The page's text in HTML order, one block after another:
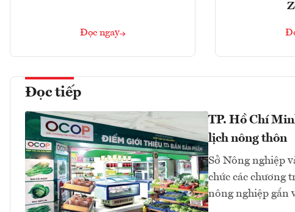
Đọc ngay
Đọc tiếp
TP. Hồ Chí
lịch nông thôn
Sở Nông nghiệp
chức các chương
nông nghiệp gắn